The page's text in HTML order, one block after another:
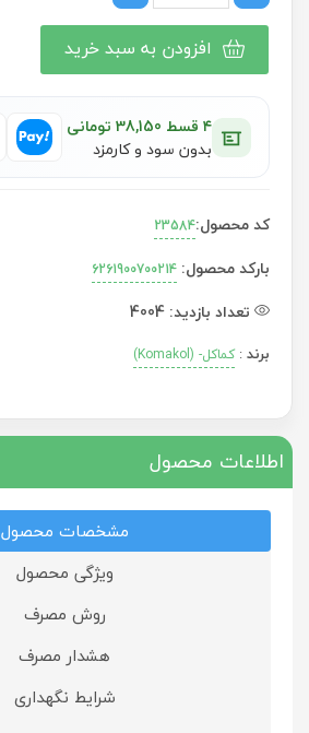
افزودن به سبد خرید
۴ قسط 38,150 تومانی
بدون سود و کارمزد
برند:کماکل- (Komakol)
کد محصول:23584
بارکد محصول: 6261900700214
تعداد بازدید: 4004
اطلاعات محصول
مشخصات محصول
ویژگی محصول
روش مصرف
هشدار مصرف
شرایط نگهداری